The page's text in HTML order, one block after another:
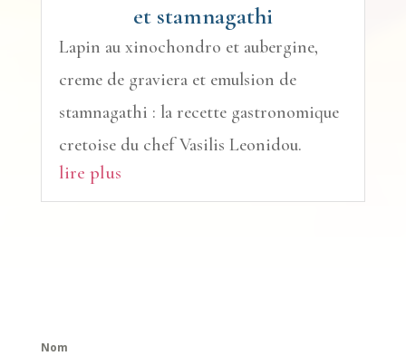
et stamnagathi
Lapin au xinochondro et aubergine,
creme de graviera et emulsion de
stamnagathi : la recette gastronomique
cretoise du chef Vasilis Leonidou.
lire plus
Nom